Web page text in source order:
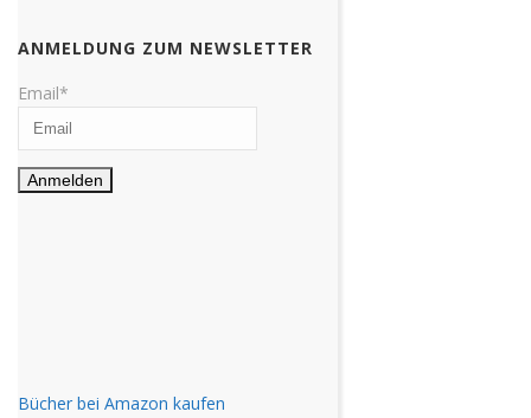
ANMELDUNG ZUM NEWSLETTER
Email*
Bücher bei Amazon kaufen